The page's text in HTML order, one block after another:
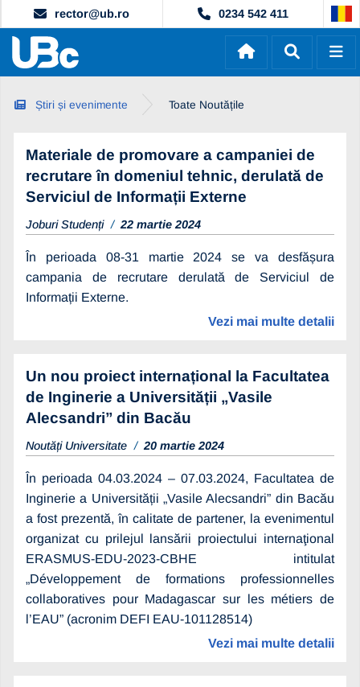
rector@ub.ro 0234 542 411
Știri și evenimente Toate Noutățile
Materiale de promovare a campaniei de
recrutare în domeniul tehnic, derulată de
Serviciul de Informații Externe
Joburi Studenți 22 martie 2024
În perioada 08-31 martie 2024 se va desfășura
campania de recrutare derulată de Serviciul de
Informații Externe.
Vezi mai multe detalii
Un nou proiect internațional la Facultatea
de Inginerie a Universității „Vasile
Alecsandri” din Bacău
Noutăți Universitate 20 martie 2024
În perioada 04.03.2024 – 07.03.2024, Facultatea de
Inginerie a Universității „Vasile Alecsandri” din Bacău
a fost prezentă, în calitate de partener, la evenimentul
organizat cu prilejul lansării proiectului internaţional
ERASMUS-EDU-2023-CBHE intitulat
„Développement de formations professionnelles
collaboratives pour Madagascar sur les métiers de
l’EAU” (acronim DEFI EAU-101128514)
Vezi mai multe detalii